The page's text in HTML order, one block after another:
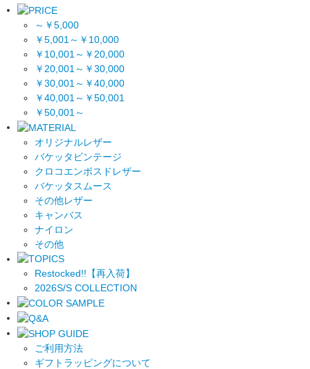
～￥5,000
￥5,001～￥10,000
￥10,001～￥20,000
￥20,001～￥30,000
￥30,001～￥40,000
￥40,001～￥50,001
￥50,001～
オリジナルレザー
バケッタビンテージ
クロコエンボスドレザー
バケッタスムース
その他レザー
キャンバス
ナイロン
その他
Restocked!!【再入荷】
2026S/S COLLECTION
ご利用方法
ギフトラッピングについて